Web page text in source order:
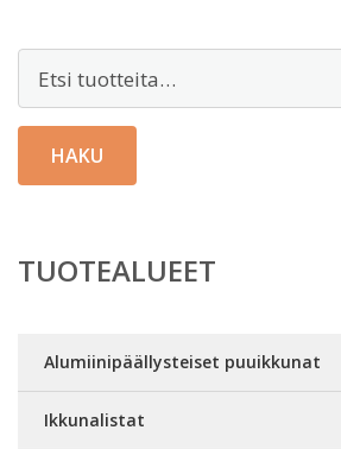
HAKU
TUOTEALUEET
Alumiinipäällysteiset puuikkunat
Ikkunalistat